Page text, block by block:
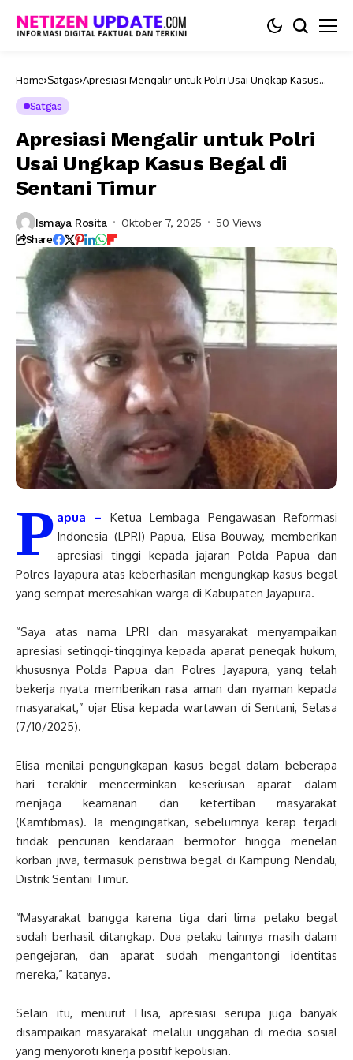
Home Satgas Apresiasi Mengalir untuk Polri Usai Ungkap Kasus
Satgas
Apresiasi Mengalir untuk Polri
Usai Ungkap Kasus Begal di
Sentani Timur
Ismaya Rosita Oktober 7, 2025 50 Views
Share
P apua –
Ketua Lembaga Pengawasan Reformasi
Indonesia (LPRI) Papua, Elisa Bouway, memberikan
apresiasi tinggi kepada jajaran Polda Papua dan
Polres Jayapura atas keberhasilan mengungkap kasus begal
yang sempat meresahkan warga di Kabupaten Jayapura.
“Saya atas nama LPRI dan masyarakat menyampaikan
apresiasi setinggi-tingginya kepada aparat penegak hukum,
khususnya Polda Papua dan Polres Jayapura, yang telah
bekerja nyata memberikan rasa aman dan nyaman kepada
masyarakat,” ujar Elisa kepada wartawan di Sentani, Selasa
(7/10/2025).
Elisa menilai pengungkapan kasus begal dalam beberapa
hari terakhir mencerminkan keseriusan aparat dalam
menjaga keamanan dan ketertiban masyarakat
(Kamtibmas). Ia mengingatkan, sebelumnya kerap terjadi
tindak pencurian kendaraan bermotor hingga menelan
korban jiwa, termasuk peristiwa begal di Kampung Nendali,
Distrik Sentani Timur.
“Masyarakat bangga karena tiga dari lima pelaku begal
sudah berhasil ditangkap. Dua pelaku lainnya masih dalam
pengejaran, dan aparat sudah mengantongi identitas
mereka,” katanya.
Selain itu, menurut Elisa, apresiasi serupa juga banyak
disampaikan masyarakat melalui unggahan di media sosial
yang menyoroti kinerja positif kepolisian.